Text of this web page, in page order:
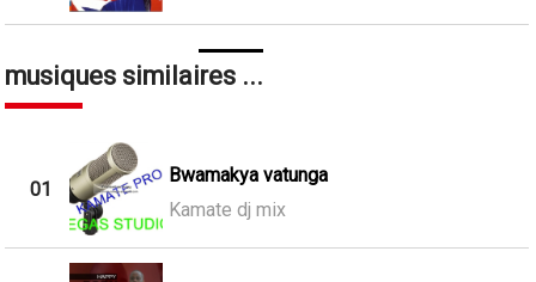
musiques similaires ...
01
Bwamakya vatunga
Kamate dj mix